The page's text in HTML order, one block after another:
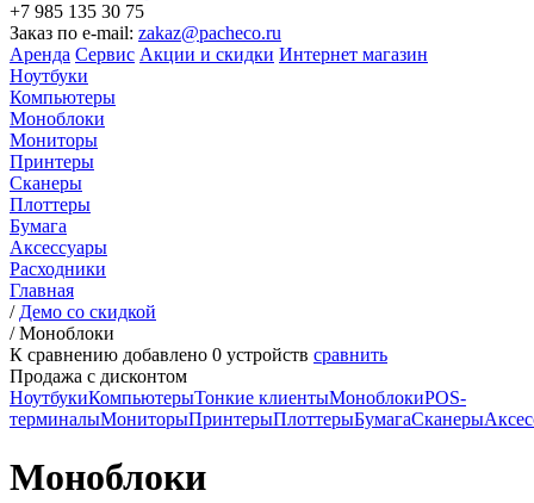
+7 985 135 30 75
Заказ по e-mail: zakaz@pacheco.ru
Аренда Сервис Акции и скидки Интернет магазин
Ноутбуки
Компьютеры
Моноблоки
Мониторы
Принтеры
Сканеры
Плоттеры
Бумага
Аксессуары
Расходники
Главная
/ Демо со скидкой
/Моноблоки
К сравнению добавлено 0 устройств сравнить
Продажа с дисконтом
НоутбукиКомпьютерыТонкие клиентыМоноблокиPOS-
терминалыМониторыПринтерыПлоттерыБумагаСканеры
Моноблоки